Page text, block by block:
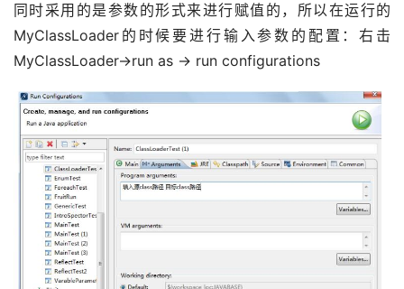
同时采用的是参数的形式来进行赋值的，所以在运行的
MyClassLoader的时候要进行输入参数的配置：右击
MyClassLoader->run as -> run configurations